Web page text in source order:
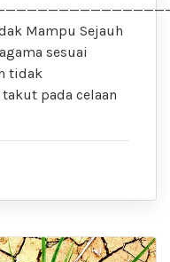
Mampu Sejauh
sesuai
tidak
pada celaan